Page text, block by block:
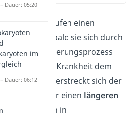
durchlaufen einen
, sobald sie sich durch
natürlichen Alterungsprozess
eine schwere Krankheit dem
nähern. Dabei erstreckt sich der
über einen längeren
und kann in
Dauer: 05:20
im
Dauer: 06:12